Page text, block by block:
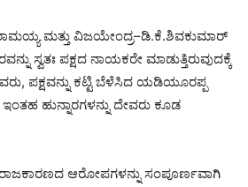
ಮತ್ತು ವಿಜಯೇಂದ್ರ–ಡಿ.ಕೆ.ಶಿವಕುಮಾರ್
ಸ್ವತಃ ಪಕ್ಷದ ನಾಯಕರೇ ಮಾಡುತ್ತಿರುವುದಕ್ಕೆ
ಪಕ್ಷವನ್ನು ಕಟ್ಟಿ ಬೆಳೆಸಿದ ಯಡಿಯೂರಪ್ಪ
ಹುನ್ನಾರಗಳನ್ನು ದೇವರು ಕೂಡ
ಆರೋಪಗಳನ್ನು ಸಂಪೂರ್ಣವಾಗಿ